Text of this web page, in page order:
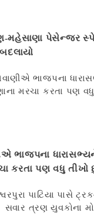
મહેસાણા પેસેન્જર
ભાજપના
કરતા પણ વધુ તીખો